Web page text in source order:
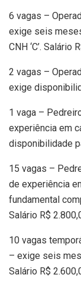
6 vagas –
exige seis
CNH ‘C’. Salário
2 vagas –
exige
1 vaga –
experiência em
disponibilidade
15 vagas –
de experiência
fundamental
Salário R$
10 vagas
– exige seis
Salário R$